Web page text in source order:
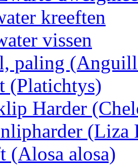
kreeften
vissen
paling
(Platichtys)
Harder
(Liza
(Alosa alosa)